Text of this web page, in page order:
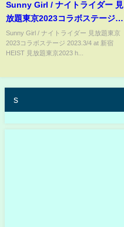
Sunny Girl / ナイトライダー 見
放題東京2023コラボステージ
2023.3/4 at 新宿SCIENCE
Sunny Girl / ナイトライダー 見放題東京
2023コラボステージ 2023.3/4 at 新宿
HEIST 見放題東京2023 h...
s